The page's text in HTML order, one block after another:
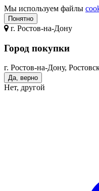
Мы используем файлы
Понятно
г. Ростов-на-Дону
Город покупки
г. Ростов-на-Дону,
Да, верно
Нет, другой